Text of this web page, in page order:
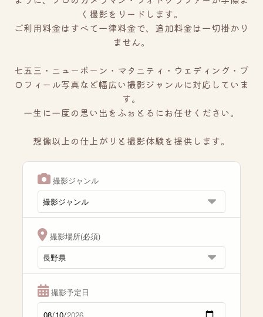
く撮影をリードします。
ご利用料金はすべて一律料金で、追加料金は一切掛かり
ません。
七五三・ニューボーン・マタニティ・ウェディング・プ
ロフィール写真など幅広い撮影ジャンルに対応していま
す。
一生に一度の思い出をふぉとるにお任せください。
想像以上の仕上がりと撮影体験を提供します。
撮影ジャンル
撮影場所(必須)
撮影予定日